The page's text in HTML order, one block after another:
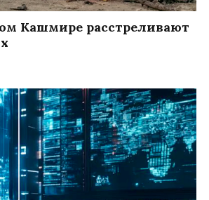
Кашмире расстреливают